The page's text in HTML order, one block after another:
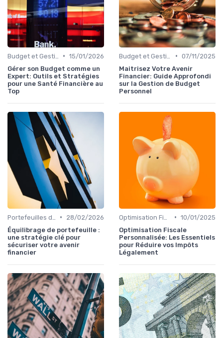
• 15/01/2026
Gérer son Budget comme un
Expert: Outils et Stratégies
pour une Santé Financière au
Top
• 07/11/2025
Maitrisez Votre Avenir
Financier: Guide Approfondi
sur la Gestion de Budget
Personnel
•
28/02/2026
Équilibrage de portefeuille :
une stratégie clé pour
sécuriser votre avenir
financier
• 10/01/2025
Optimisation Fiscale
Personnalisée: Les Essentiels
pour Réduire vos Impôts
Légalement